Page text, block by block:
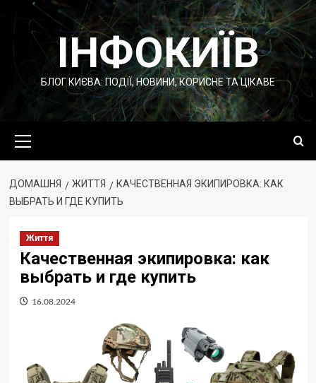
Перейти
ІНФОКИЇВ
БЛОГ КИЄВА: ПОДІЇ, НОВИНИ, КОРИСНЕ ТА ЦІКАВЕ
меню
ДОМАШНЯ ЖИТТЯ
КАЧЕСТВЕННАЯ ЭКИПИРОВКА: КАК
ВЫБРАТЬ И ГДЕ КУПИТЬ
Життя
Качественная экипировка: как
выбрать и где купить
16.08.2024